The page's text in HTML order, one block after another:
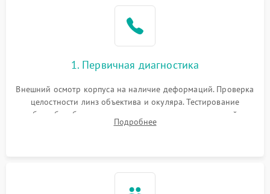
1. Первичная диагностика
Внешний осмотр корпуса на наличие деформаций. Проверка
целостности линз объектива и окуляра. Тестирование
работы барабанчиков ввода поправок, кольца отстройки
параллакса и зума. Выявление сколов, внутренних
Подробнее